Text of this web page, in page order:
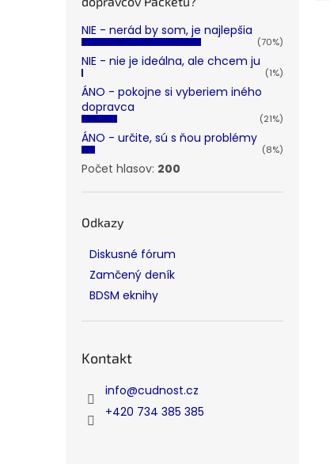
NIE - nerád by som, je najlepšia
(70%)
NIE - nie je ideálna, ale chcem ju
(1%)
ÁNO - pokojne si vyberiem iného
dopravca
(21%)
ÁNO - určite, sú s ňou problémy
(8%)
Počet hlasov: 200
Odkazy
Diskusné fórum
Zamčený deník
BDSM eknihy
Kontakt
info@cudnost.cz
+420 734 385 385